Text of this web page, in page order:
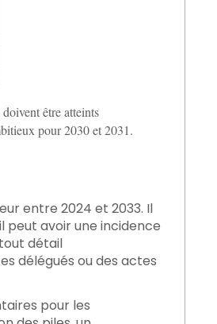
être atteints
pour 2030 et 2031.
entre 2024 et 2033. Il
peut avoir une incidence
détail
délégués ou des actes
pour les